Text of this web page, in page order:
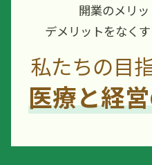
開業のメリッ
デメリットをなくす
私たちの目
医療と経